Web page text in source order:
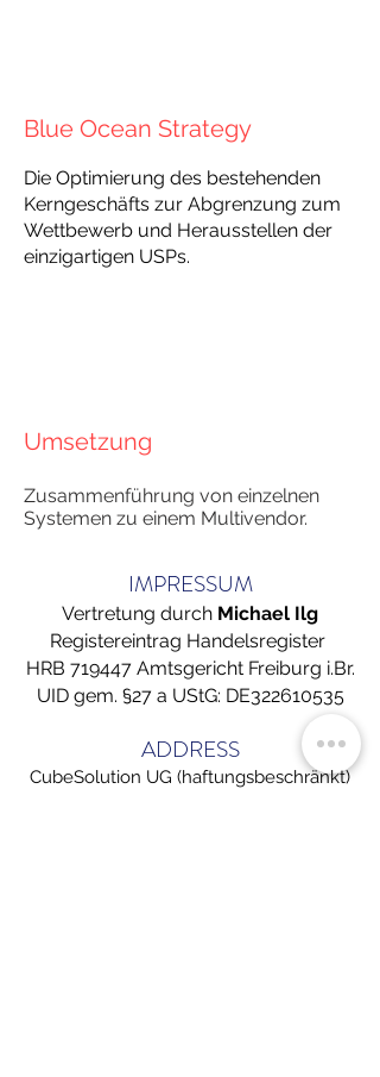
Blue Ocean Strategy
Die Optimierung des bestehenden
Kerngeschäfts zur Abgrenzung zum
Wettbewerb und Herausstellen der
einzigartigen USPs.
Umsetzung
Zusammenführung von einzelnen
Systemen zu einem Multivendor.
IMPRESSUM
Vertretung durch Michael Ilg
Registereintrag Handelsregister
HRB 719447 Amtsgericht Freiburg i.Br.
UID gem. §27 a UStG: DE322610535
ADDRESS
CubeSolution UG (haftungsbeschränkt)